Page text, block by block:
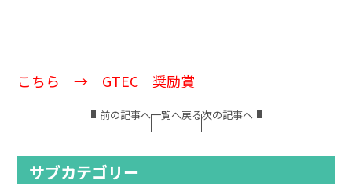
こちら → GTEC 奨励賞
前の記事へ一覧へ戻る次の記事へ
サブカテゴリー